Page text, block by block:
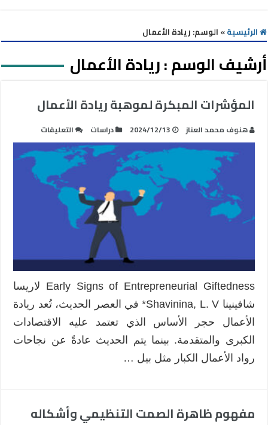
الرئيسية» الوسم: ريادة الأعمال
أرشيف الوسم :ريادة الأعمال
المؤشرات المبكرة لموهبة ريادة الأعمال
هنوف محمد العناز 2024/12/13 دراسات التعليقات
المؤشرات
المبكرة
لموهبة
ريادة
Early Signs of Entrepreneurial Giftedness لاريسا
شافينينا Shavinina, L. V* في العصر الحديث، تُعد ريادة
الأعمال حجر الأساس الذي تعتمد عليه الاقتصادات
الكبرى والمتقدمة. بينما يتم الحديث عادةً عن نجاحات
رواد الأعمال الكبار مثل بيل …
مفهوم ظاهرة الصمت التنظيمي وأشكاله